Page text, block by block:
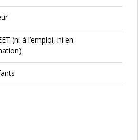
(ni à l’emploi, ni en